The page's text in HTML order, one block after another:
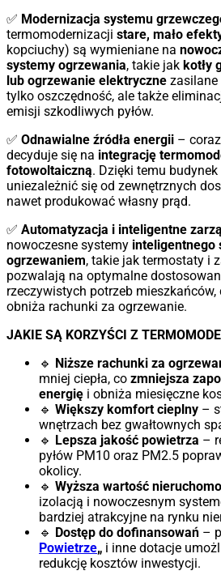
✅ Modernizacja systemu
termomodernizacji stare, mało
kopciuchy) są wymieniane na
systemy ogrzewania, takie jak kotły
lub ogrzewanie elektryczne
tylko oszczędność, ale także
emisji szkodliwych pyłów.
✅ Odnawialne źródła energii –
decyduje się na integrację
fotowoltaiczną. Dzięki temu
uniezależnić się od zewnętrznych
nawet produkować własny prąd.
✅ Automatyzacja i inteligentne
nowoczesne systemy inteligentnego
ogrzewaniem, takie jak termostaty i
pozwalają na optymalne
rzeczywistych potrzeb mieszkańców,
obniża rachunki za ogrzewanie.
JAKIE SĄ KORZYŚCI Z
🔹 Niższe rachunki za
mniej ciepła, co zmniejsza
energię i obniża miesięczne
🔹 Większy komfort cieplny –
wnętrzach bez gwałtownych
🔹 Lepsza jakość powietrza –
pyłów PM10 oraz PM2.5
okolicy.
🔹 Wyższa wartość
izolacją i nowoczesnym
bardziej atrakcyjne na rynku
🔹 Dostęp do dofinansowań –
Powietrze„ i inne dotacje
redukcję kosztów inwestycji.